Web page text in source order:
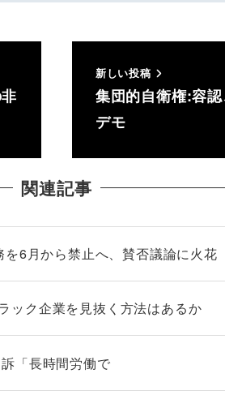
新しい投稿
集団的自衛権:容
デモ
関連記事
6月から禁止へ、賛否議論に火花
ク企業を見抜く方法はあるか
「長時間労働で